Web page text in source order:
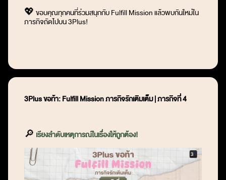
💖 ขอบคุณทุกคนที่ร่วมสนุกกับ Fulfill Mission แล้วพบกันใหม่ใน
ภารกิจถัดไปบน 3Plus!
3Plusขอท้า:Fulfill Missionภารกิจรักเติมเต็ม|ภารกิจที่4
🔎 เรียงลำดับเหตุการณ์ในเรื่องให้ถูกต้อง!